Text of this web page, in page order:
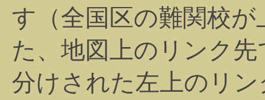
す（全国区の難関校
た、地図上のリンク
分けされた左上のリ